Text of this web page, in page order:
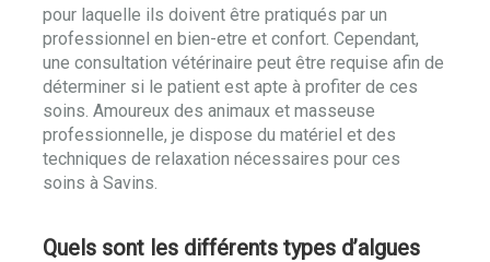
pour laquelle ils doivent être pratiqués par un
professionnel en bien-etre et confort. Cependant,
une consultation vétérinaire peut être requise afin de
déterminer si le patient est apte à profiter de ces
soins. Amoureux des animaux et masseuse
professionnelle, je dispose du matériel et des
techniques de relaxation nécessaires pour ces
soins à Savins.
Quels sont les différents types d’algues